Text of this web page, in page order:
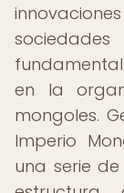
en la
mongoles.
Imperio
una serie